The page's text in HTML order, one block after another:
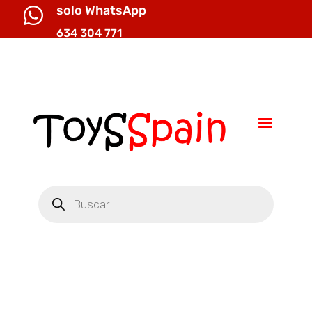
 solo WhatsApp
634 304 771
productos